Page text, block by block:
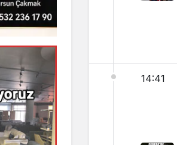
14:41